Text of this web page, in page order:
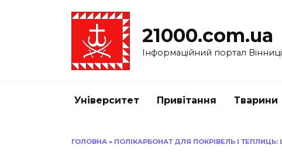
21000.com.ua
Інформаційний портал Вінниці
Університет Привітання Тварини
ГОЛОВНА » ПОЛІКАРБОНАТ ДЛЯ ПОКРІВЕЛЬ І